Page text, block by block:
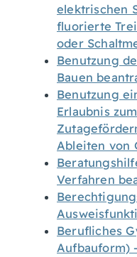
elektrischen
fluorierte
oder
Benutzung
Bauen
Benutzung
Erlaubnis
Ableiten von
Verfahren
Berufliches
Aufbauform)